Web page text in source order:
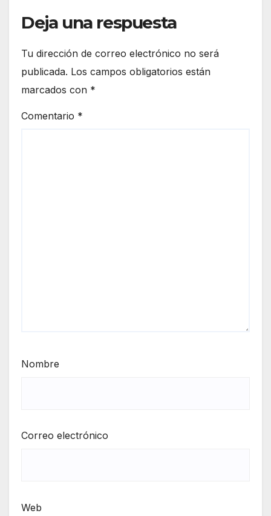
Deja una respuesta
Tu dirección de correo electrónico no será
publicada. Los campos obligatorios están
marcados con *
Comentario *
Nombre
Correo electrónico
Web